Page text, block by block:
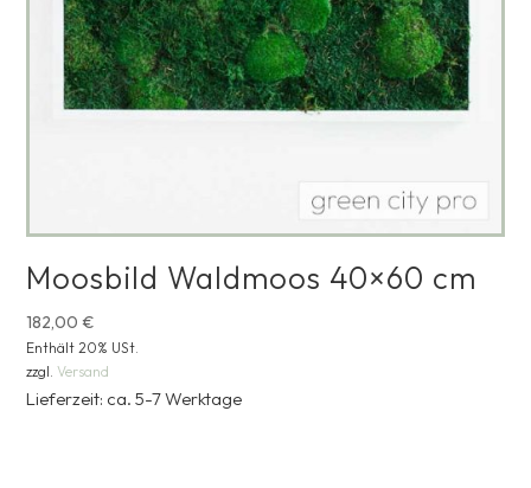
Moosbild Waldmoos 40×60 cm
182,00€
Enthält 20% USt.
zzgl.Versand
Lieferzeit: ca. 5-7 Werktage